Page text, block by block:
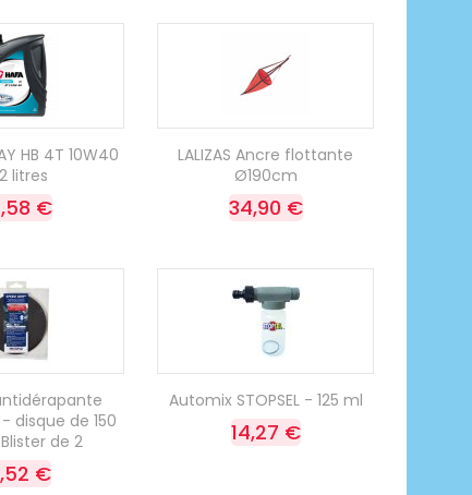
HB 4T 10W40
litres
€
LALIZAS Ancre flottante
Ø190cm
34,90 €
- disque de 150
de 2
€
Automix STOPSEL - 125 ml
14,27 €